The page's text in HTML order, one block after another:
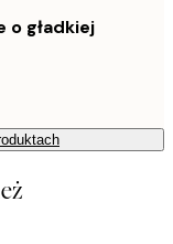
o gładkiej